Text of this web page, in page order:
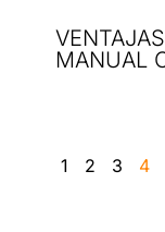
MANUAL
1 2 3 4